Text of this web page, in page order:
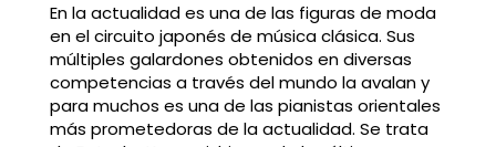
En la actualidad es una de las figuras de moda
en el circuito japonés de música clásica. Sus
múltiples galardones obtenidos en diversas
competencias a través del mundo la avalan y
para muchos es una de las pianistas orientales
más prometedoras de la actualidad. Se trata